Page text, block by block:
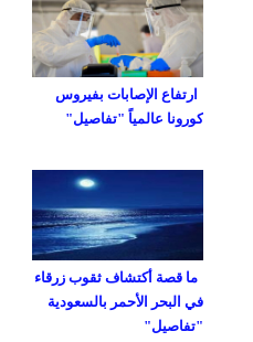
ارتفاع الإصابات بفيروس
كورونا عالمياً "تفاصيل"
ما قصة أكتشاف ثقوب زرقاء
في البحر الأحمر بالسعودية
"تفاصيل"